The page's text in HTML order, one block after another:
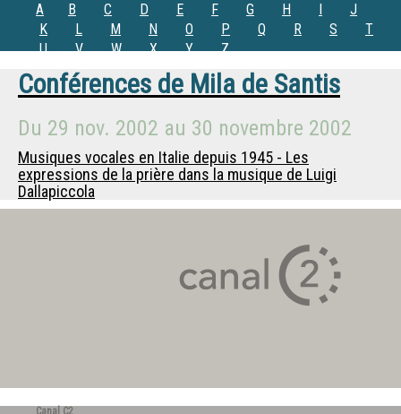
A B C D E F G H I
J
K
L M N O P Q R S
T
U
V W X Y Z
Conférences de Mila de Santis
Du 29 nov. 2002 au 30 novembre 2002
Musiques vocales en Italie depuis 1945 - Les
expressions de la prière dans la musique de Luigi
Dallapiccola
Canal C2